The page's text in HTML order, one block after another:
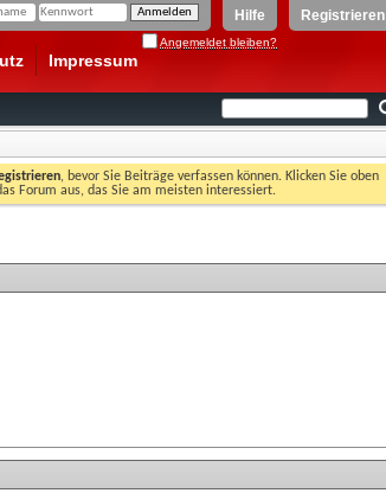
Registrieren
Hilfe
Angemeldet bleiben?
Impressum
, bevor Sie Beiträge verfassen können. Klicken Sie oben
Forum aus, das Sie am meisten interessiert.